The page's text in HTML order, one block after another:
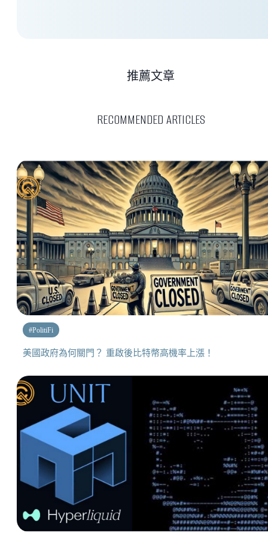
RECOMMENDED ARTICLES
推薦文章
#PolitiFi
美國政府為何關門？ 重啟後比特幣高機率上漲！